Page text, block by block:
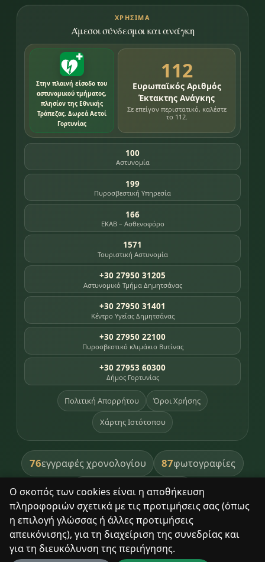
Ο σκοπός των cookies είναι η αποθήκευση
πληροφοριών σχετικά με τις προτιμήσεις σας (όπως
η επιλογή γλώσσας ή άλλες προτιμήσεις
απεικόνισης), για τη διαχείριση της συνεδρίας και
για τη διευκόλυνση της περιήγησης.
ΧΡΉΣΙΜΑ
Άμεσοι σύνδεσμοι και ανάγκη
Στην πλαινή είσοδο του
αστυνομικού τμήματος,
πλησίον της Εθνικής
Τράπεζας. Δωρεά Αετοί
Γορτυνίας
112
Ευρωπαϊκός Αριθμός
Έκτακτης Ανάγκης
Σε επείγον περιστατικό, καλέστε
το 112.
100
Αστυνομία
199
Πυροσβεστική Υπηρεσία
166
ΕΚΑΒ – Ασθενοφόρο
1571
Τουριστική Αστυνομία
+30 27950 31205
Αστυνομικό Τμήμα Δημητσάνας
+30 27950 31401
Κέντρο Υγείας Δημητσάνας
+30 27950 22100
Πυροσβεστικό κλιμάκιο Βυτίνας
+30 27953 60300
Δήμος Γορτυνίας
Πολιτική Απορρήτου Όροι Χρήσης
Χάρτης Ιστότοπου
76εγγραφές χρονολογίου 87φωτογραφίες
391βιβλία βιβλιοθήκης
8σημεία κληρονομιάς
Με σεβασμό στον τόπο και τους ανθρώπους του.